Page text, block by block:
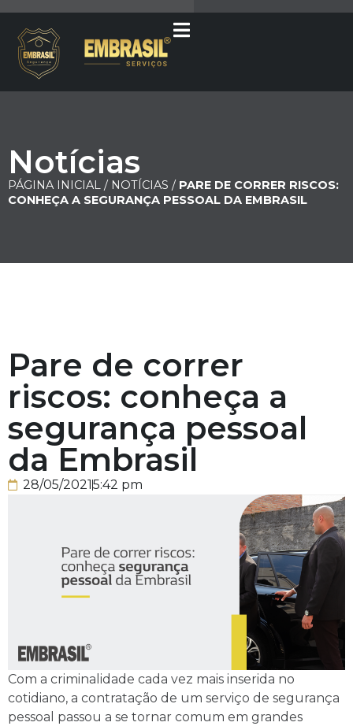
Notícias
PÁGINA INICIAL / NOTÍCIAS / PARE DE CORRER RISCOS:
CONHEÇA A SEGURANÇA PESSOAL DA EMBRASIL
Pare de correr
riscos: conheça a
segurança pessoal
da Embrasil
28/05/20215:42 pm
Com a criminalidade cada vez mais inserida no
cotidiano, a contratação de um serviço de segurança
pessoal passou a se tornar comum em grandes